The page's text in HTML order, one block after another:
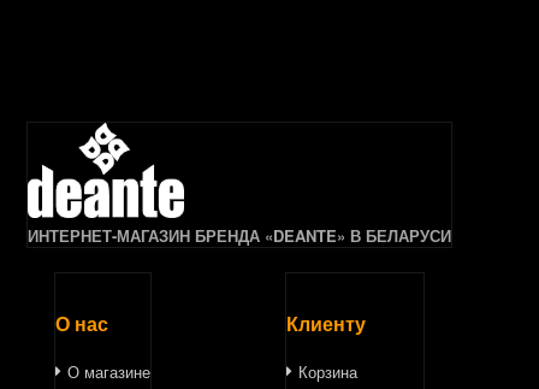
ИНТЕРНЕТ-МАГАЗИН БРЕНДА «DEANTE» В БЕЛАРУСИ
О нас
О магазине
Клиенту
Корзина